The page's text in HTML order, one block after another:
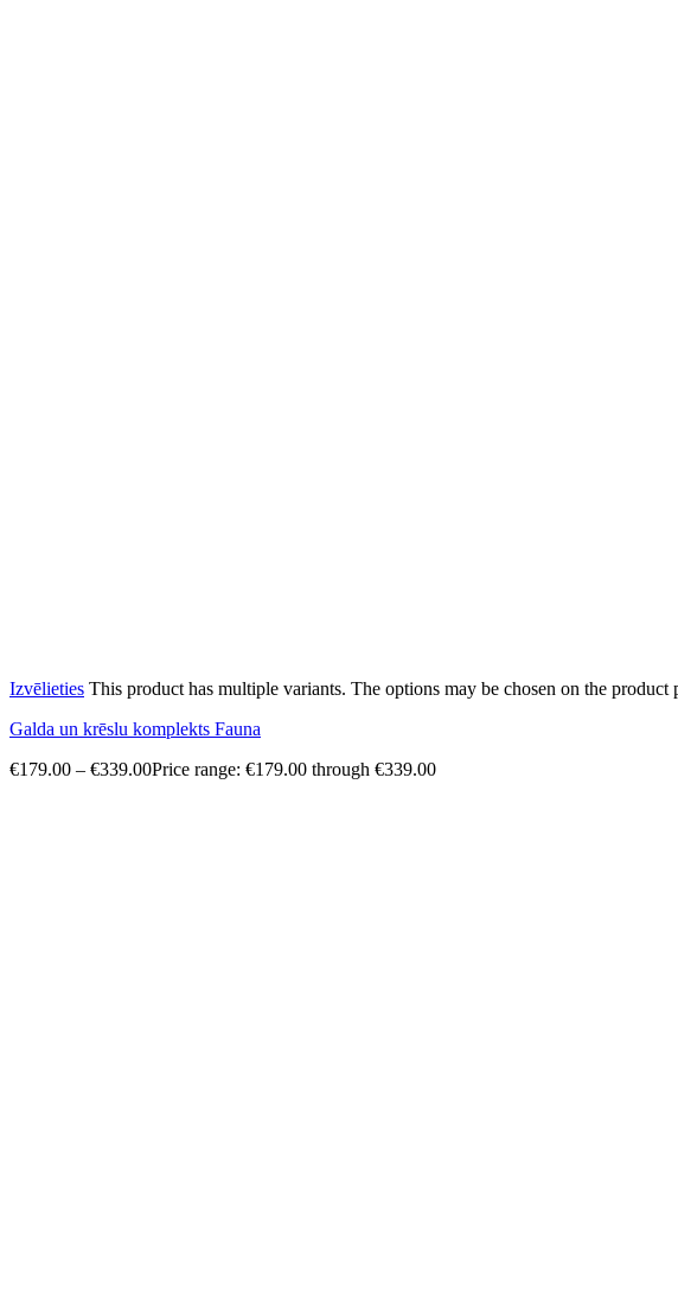
Izvēlieties This product has multiple variants. The options may be chosen on the product
Galda un krēslu komplekts Fauna
€179.00 – €339.00Price range: €179.00 through €339.00